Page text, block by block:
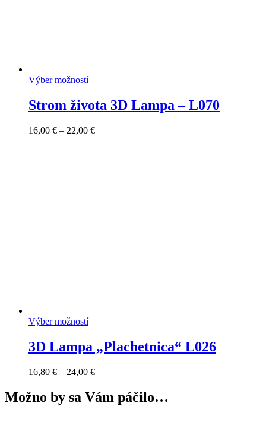
Výber možností
Strom života 3D Lampa – L070
16,00 € – 22,00 €Price
Výber možností
3D Lampa „Plachetnica“ L026
16,80 € – 24,00 €Price
16,80 €
through
Možno by sa Vám páčilo…